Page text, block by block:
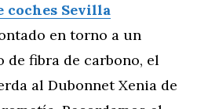
coches Sevilla
en torno a un
de fibra de carbono, el
al Dubonnet Xenia de